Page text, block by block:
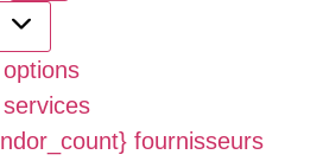
fournisseurs